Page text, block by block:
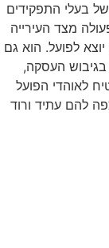
בעלי התפקידים
מצד העירייה
לפועל. הוא גם
בגיבוש העסקה,
לאוהדי הפועל
להם עתיד ורוד